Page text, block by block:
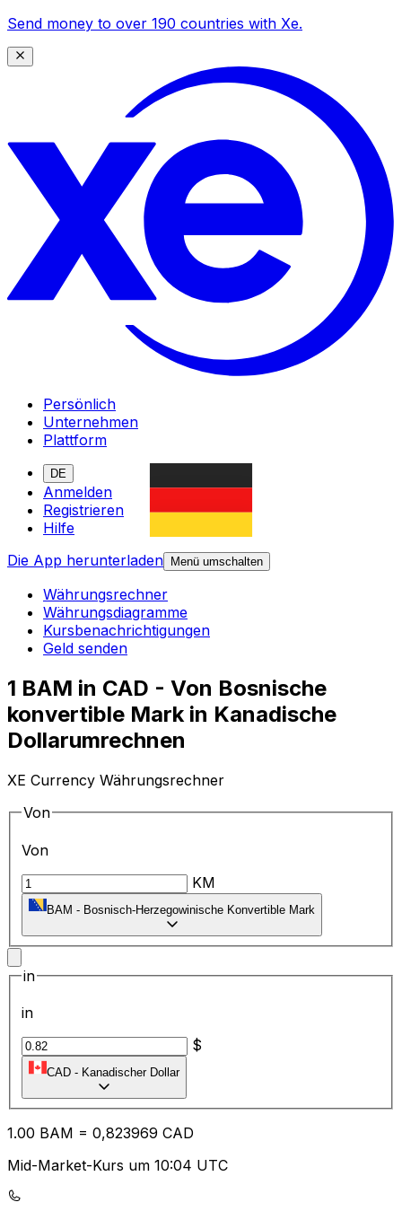
Send money to over 190 countries with Xe.
Persönlich
Unternehmen
Plattform
DE
Anmelden
Registrieren
Hilfe
Die App herunterladen
Menü umschalten
Währungsrechner
Währungsdiagramme
Kursbenachrichtigungen
Geld senden
1 BAM in CAD - Von Bosnische
konvertible Mark in Kanadische
Dollarumrechnen
XE Currency Währungsrechner
Von
Von
KM
BAM - Bosnisch-Herzegowinische Konvertible Mark
in
in
$
CAD - Kanadischer Dollar
1.00 BAM = 0,823969 CAD
Mid-Market-Kurs um 10:04 UTC